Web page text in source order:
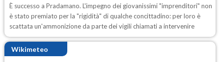
È successo a Pradamano. L'impegno dei giovanissimi "imprenditori" non
è stato premiato per la "rigidità" di qualche concittadino: per loro è
scattata un'ammonizione da parte dei vigili chiamati a intervenire
Wikimeteo